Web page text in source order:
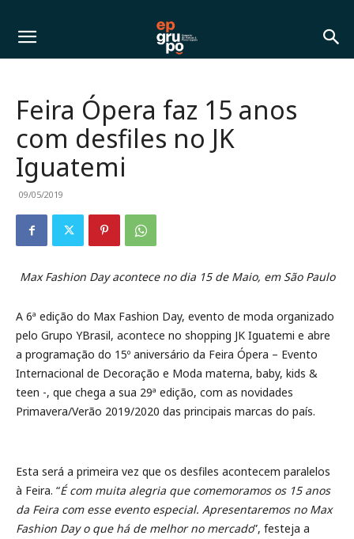
Feira Ópera faz 15 anos
com desfiles no JK
Iguatemi
09/05/2019
Max Fashion Day acontece no dia 15 de Maio, em São Paulo
A 6ª edição do Max Fashion Day, evento de moda organizado
pelo Grupo YBrasil, acontece no shopping JK Iguatemi e abre
a programação do 15º aniversário da Feira Ópera – Evento
Internacional de Decoração e Moda materna, baby, kids &
teen -, que chega a sua 29ª edição, com as novidades
Primavera/Verão 2019/2020 das principais marcas do país.
Esta será a primeira vez que os desfiles acontecem paralelos
à Feira. “É com muita alegria que comemoramos os 15 anos
da Feira com esse evento especial. Apresentaremos no Max
Fashion Day o que há de melhor no mercado”, festeja a